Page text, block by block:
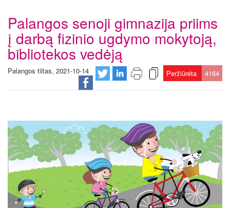
Palangos senoji gimnazija priims
į darbą fizinio ugdymo mokytoją,
bibliotekos vedėją
Palangos tiltas, 2021-10-14 Peržiūrėta 4164